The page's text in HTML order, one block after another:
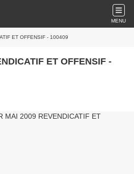
MENU
ET OFFENSIF - 100409
ET OFFENSIF -